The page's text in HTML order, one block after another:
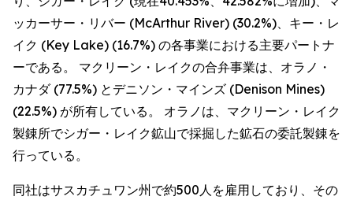
ッカーサー・リバー (McArthur River) (30.2%)、キー・レ
イク (Key Lake) (16.7%) の各事業における主要パートナ
ーである。 マクリーン・レイクの合弁事業は、オラノ・
カナダ (77.5%) とデニソン・マインズ (Denison Mines)
(22.5%) が所有している。 オラノは、マクリーン・レイク
製錬所でシガー・レイク鉱山で採掘した鉱石の委託製錬を
行っている。
同社はサスカチュワン州で約500人を雇用しており、その